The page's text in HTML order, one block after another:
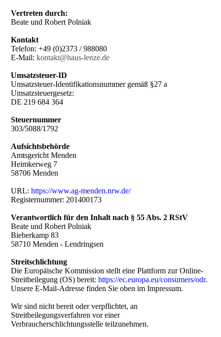
Vertreten durch:
Beate und Robert Polniak
Kontakt
Telefon: +49 (0)2373 / 988080
E-Mail:kontakt@haus-lenze.de
Umsatzsteuer-ID
Umsatzsteuer-Identifikationsnummer gemäß §27 a
Umsatzsteuergesetz:
DE 219 684 364
Steuernummer
303/5088/1792
Aufsichtsbehörde
Amtsgericht Menden
Heimkerweg 7
58706 Menden
URL:https://www.ag-menden.nrw.de/
Registernummer: 201400173
Verantwortlich für den Inhalt nach § 55 Abs. 2 RStV
Beate und Robert Polniak
Bieberkamp 83
58710 Menden - Lendringsen
Streitschlichtung
Die Europäische Kommission stellt eine Plattform zur Online-
Streitbeilegung (OS) bereit:https://ec.europa.eu/consumers/odr.
Unsere E-Mail-Adresse finden Sie oben im Impressum.
Wir sind nicht bereit oder verpflichtet, an
Streitbeilegungsverfahren vor einer
Verbraucherschlichtungsstelle teilzunehmen.